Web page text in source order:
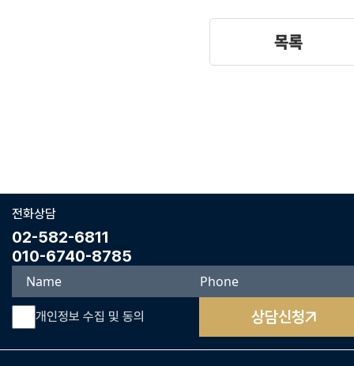
목록
전화상담
02-582-6811
010-6740-8785
개인정보 수집 및 동의 상담신청